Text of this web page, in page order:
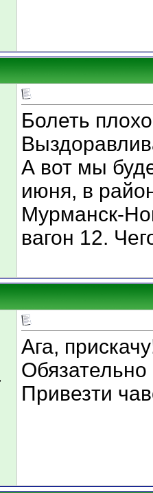
Болеть
А вот мы
июня, в
Мурманск-
вагон 12.
Ага,
Обязательно
Привезти